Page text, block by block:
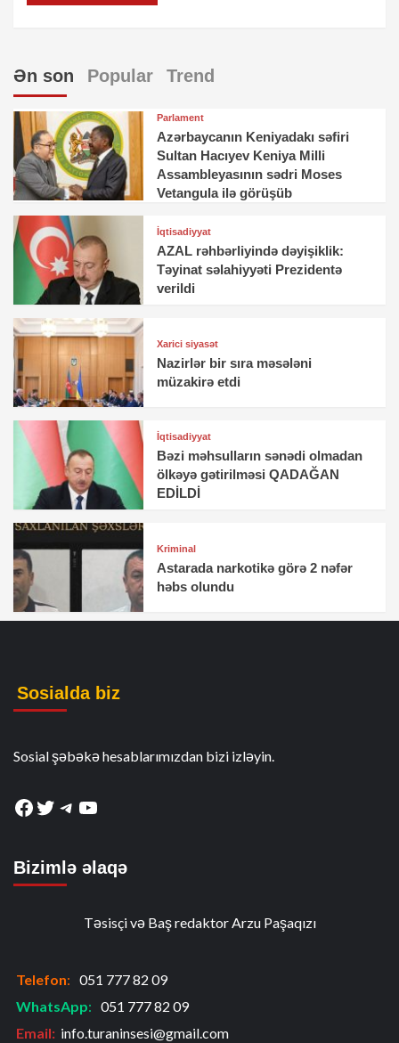
Ən son Popular Trend
Parlament
Azərbaycanın Keniyadakı səfiri
Sultan Hacıyev Keniya Milli
Assambleyasının sədri Moses
Vetangula ilə görüşüb
İqtisadiyyat
AZAL rəhbərliyində dəyişiklik:
Təyinat səlahiyyəti Prezidentə
verildi
Xarici siyasət
Nazirlər bir sıra məsələni
müzakirə etdi
İqtisadiyyat
Bəzi məhsulların sənədi olmadan
ölkəyə gətirilməsi QADAĞAN
EDİLDİ
Kriminal
Astarada narkotikə görə 2 nəfər
həbs olundu
Sosialda biz
Sosial şəbəkə hesablarımızdan bizi izləyin.
Facebook
Twitter
Telegram
YouTube
Bizimlə əlaqə
Təsisçi və Baş redaktor Arzu Paşaqızı
Telefon: 051 777 82 09
WhatsApp: 051 777 82 09
Email: info.turaninsesi@gmail.com